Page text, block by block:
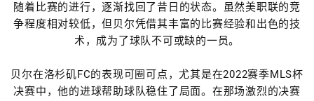
随着比赛的进行，逐渐找回了昔日的状态。虽然美职联的竞
争程度相对较低，但贝尔凭借其丰富的比赛经验和出色的技
术，成为了球队不可或缺的一员。
贝尔在洛杉矶FC的表现可圈可点，尤其是在2022赛季MLS杯
决赛中，他的进球帮助球队稳住了局面。在那场激烈的决赛